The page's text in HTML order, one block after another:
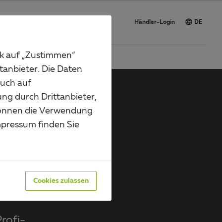
auf „Zustimmen“
Die Daten
auf
durch Drittanbieter,
die Verwendung
finden Sie
Cookies zulassen
 DE
Händler-Login